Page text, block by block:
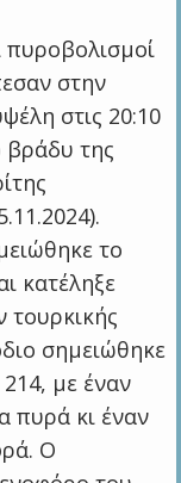
πυροβολισμοί
στην
στις 20:10
βράδυ της
το
κατέληξε
τουρκικής
σημειώθηκε
με έναν
πυρά κι έναν
Ο